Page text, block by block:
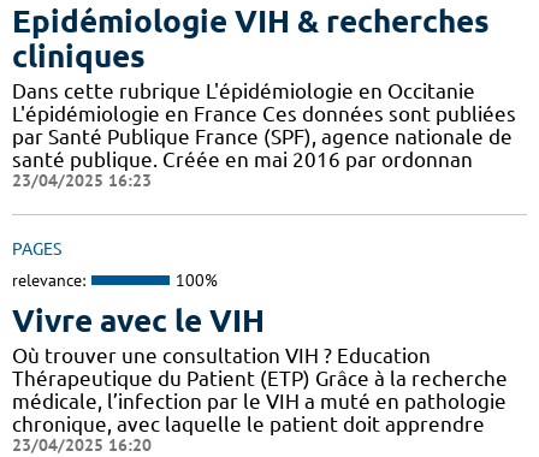
Epidémiologie VIH & recherches
cliniques
Dans cette rubrique L'épidémiologie en Occitanie
L'épidémiologie en France Ces données sont publiées
par Santé Publique France (SPF), agence nationale de
santé publique. Créée en mai 2016 par ordonnan
23/04/2025 16:23
PAGES
relevance: 100%
Vivre avec le VIH
Où trouver une consultation VIH ? Education
Thérapeutique du Patient (ETP) Grâce à la recherche
médicale, l’infection par le VIH a muté en pathologie
chronique, avec laquelle le patient doit apprendre
23/04/2025 16:20